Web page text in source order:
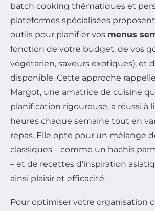
batch cooking thématiques et
plateformes spécialisées
outils pour planifier vos menus
fonction de votre budget, de vos
végétarien, saveurs exotiques), et
disponible. Cette approche
Margot, une amatrice de cuisine
planification rigoureuse, a réussi à
heures chaque semaine tout en
repas. Elle opte pour un mélange
classiques – comme un hachis
– et de recettes d’inspiration
ainsi plaisir et efficacité.
Pour optimiser votre organisation